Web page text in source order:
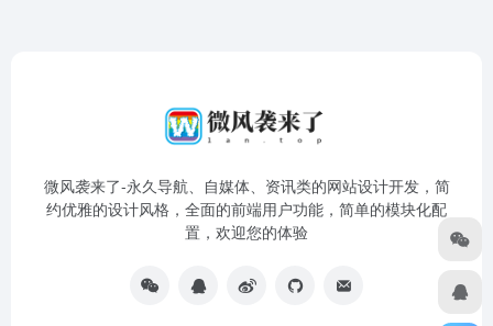
微风袭来了-永久导航、自媒体、资讯类的网站设计开发，简
约优雅的设计风格，全面的前端用户功能，简单的模块化配
置，欢迎您的体验